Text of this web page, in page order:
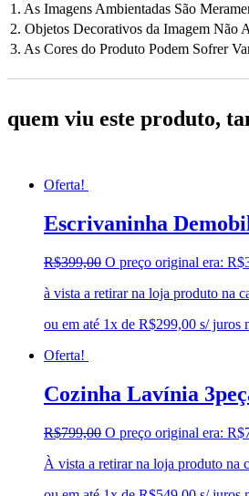
1. As Imagens Ambientadas São
2. Objetos Decorativos da Imagem Não
3. As Cores do Produto Podem Sofrer
quem viu este produto,
Oferta!
Escrivaninha
R$399,00 O preço original era:
à vista a retirar na loja produto na
ou em até 1x de R$299,00 s/ juros
Oferta!
Cozinha Lavínia
R$799,00 O preço original era:
À vista a retirar na loja produto na